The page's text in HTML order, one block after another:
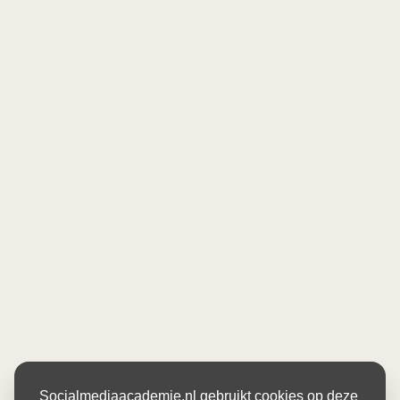
Socialmediaacademie.nl gebruikt cookies op deze